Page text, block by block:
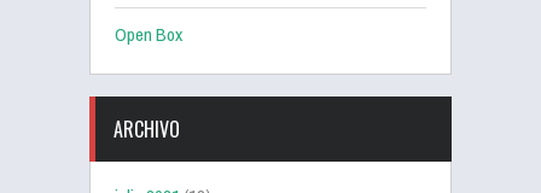
Open Box
ARCHIVO